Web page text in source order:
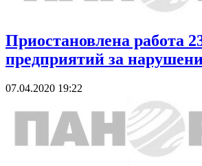
Приостановлена работа
предприятий за
07.04.2020 19:22